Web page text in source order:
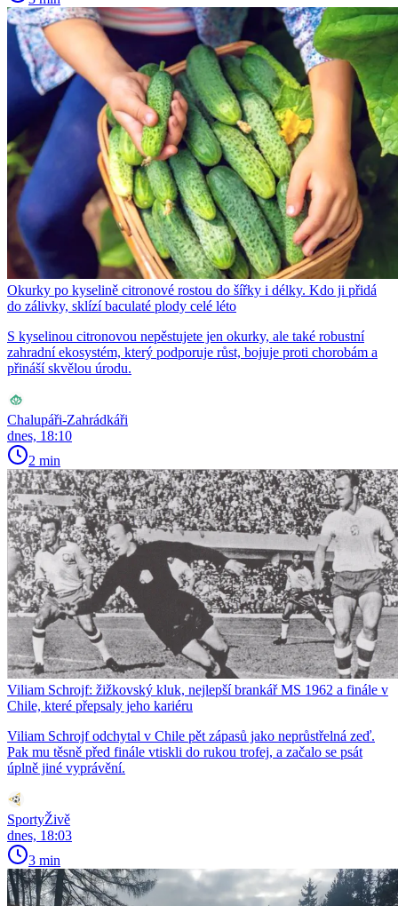
Okurky po kyselině citronové rostou do šířky i délky. Kdo ji přidá
do zálivky, sklízí baculaté plody celé léto
S kyselinou citronovou nepěstujete jen okurky, ale také robustní
zahradní ekosystém, který podporuje růst, bojuje proti chorobám a
přináší skvělou úrodu.
Chalupáři-Zahrádkáři
dnes, 18:10
2 min
Viliam Schrojf: žižkovský kluk, nejlepší brankář MS 1962 a finále v
Chile, které přepsaly jeho kariéru
Viliam Schrojf odchytal v Chile pět zápasů jako neprůstřelná zeď.
Pak mu těsně před finále vtiskli do rukou trofej, a začalo se psát
úplně jiné vyprávění.
SportyŽivě
dnes, 18:03
3 min